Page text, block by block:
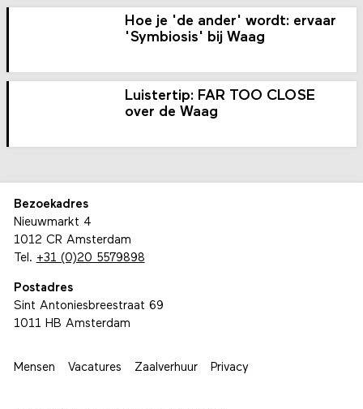
Hoe je 'de ander' wordt: ervaar
'Symbiosis' bij Waag
Luistertip: FAR TOO CLOSE
over de Waag
Bezoekadres
Nieuwmarkt 4
1012 CR Amsterdam
Tel. +31 (0)20 5579898
Postadres
Sint Antoniesbreestraat 69
1011 HB Amsterdam
Mensen Vacatures Zaalverhuur Privacy